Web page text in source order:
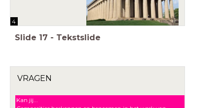
4
Slide 17 - Tekstslide
VRAGEN
Kan jij...